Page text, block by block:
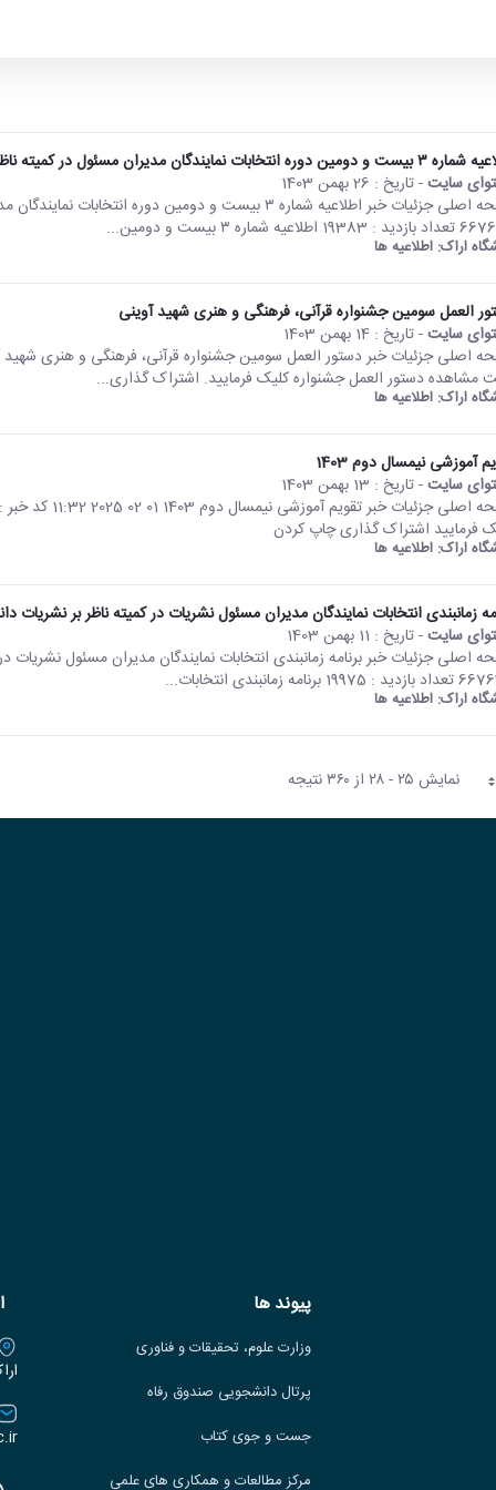
دوره انتخابات نمایندگان مدیران مسئول در کمیته ناظر بر نشریات
سایت- تاریخ : 26 بهمن 1403
اطلاعیه شماره ۳ بیست و دومین...
اراک: اطلاعیه ها
العمل سومین جشنواره قرآنی، فرهنگی و هنری شهید آوینی
سایت- تاریخ : 14 بهمن 1403
مشاهده دستور العمل جشنواره کلیک فرمایید. اشتراک گذاری...
اراک: اطلاعیه ها
آموزشی نیمسال دوم 1403
سایت- تاریخ : 13 بهمن 1403
فرمایید اشتراک گذاری چاپ کردن
اراک: اطلاعیه ها
زمانبندی انتخابات نمایندگان مدیران مسئول نشریات در کمیته ناظر بر نشریات
سایت- تاریخ : 11 بهمن 1403
برنامه زمانبندی انتخابات...
اراک: اطلاعیه ها
نمایش ۲۵ - ۲۸ از ۳۶۰ نتیجه
پیوند ها
وزارت علوم، تحقیقات و فناوری
پرتال دانشجویی صندوق رفاه
جست و جوی کتاب
مرکز مطالعات و همکاری های علمی